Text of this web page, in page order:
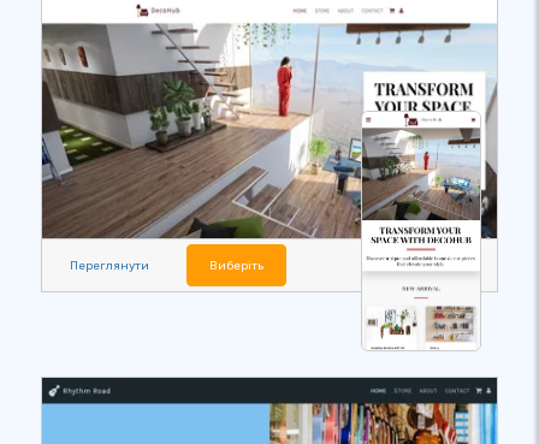
Переглянути Виберіть